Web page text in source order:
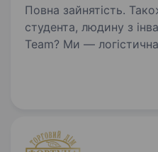
Повна зайнятість.
студента, людину з
Team? Ми — логістична
допомагаючи